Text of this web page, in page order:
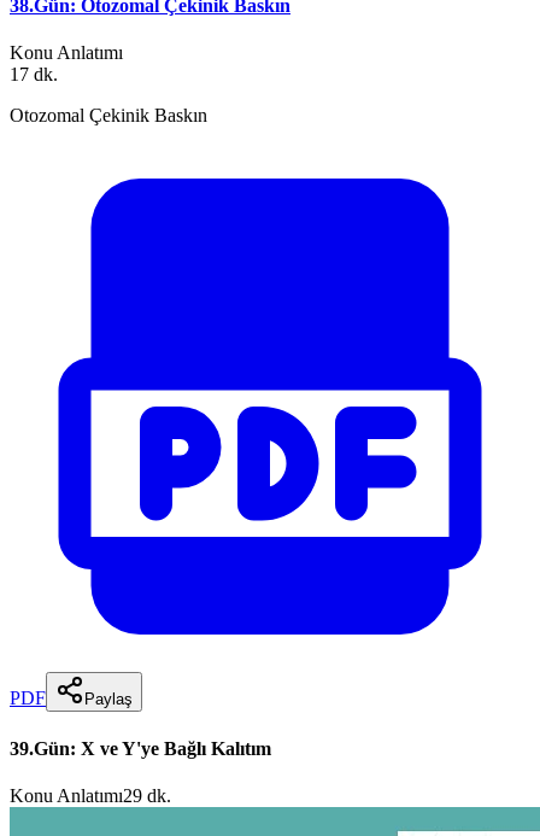
38.Gün: Otozomal Çekinik Baskın
Konu Anlatımı
17 dk.
Otozomal Çekinik Baskın
PDF Paylaş
39.Gün: X ve Y'ye Bağlı Kalıtım
Konu Anlatımı29 dk.